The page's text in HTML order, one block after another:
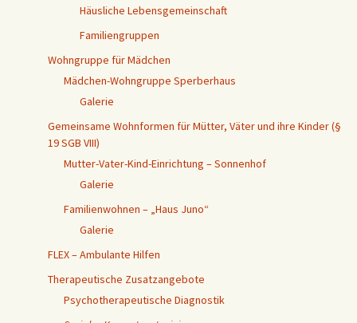
Häusliche Lebensgemeinschaft
Familiengruppen
Wohngruppe für Mädchen
Mädchen-Wohngruppe Sperberhaus
Galerie
Gemeinsame Wohnformen für Mütter, Väter und ihre Kinder (§
19 SGB VIII)
Mutter-Vater-Kind-Einrichtung – Sonnenhof
Galerie
Familienwohnen – „Haus Juno“
Galerie
FLEX – Ambulante Hilfen
Therapeutische Zusatzangebote
Psychotherapeutische Diagnostik